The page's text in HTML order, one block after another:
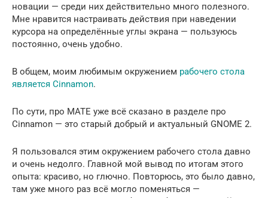
новации — среди них действительно много полезного.
Мне нравится настраивать действия при наведении
курсора на определённые углы экрана — пользуюсь
постоянно, очень удобно.
В общем, моим любимым окружением рабочего стола
является Cinnamon.
По сути, про MATE уже всё сказано в разделе про
Cinnamon — это старый добрый и актуальный GNOME 2.
Я пользовался этим окружением рабочего стола давно
и очень недолго. Главной мой вывод по итогам этого
опыта: красиво, но глючно. Повторюсь, это было давно,
там уже много раз всё могло поменяться —